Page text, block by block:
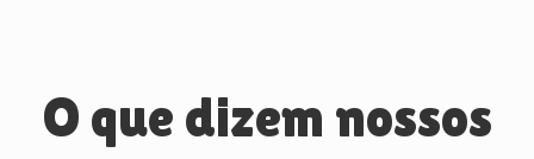
O que dizem nossos